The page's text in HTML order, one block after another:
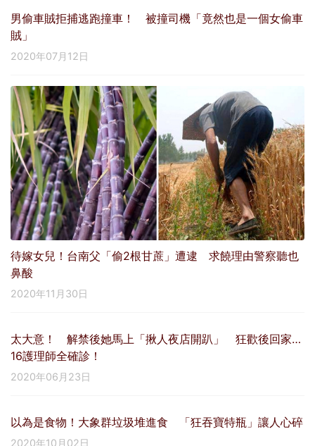
男偷車賊拒捕逃跑撞車！ 被撞司機「竟然也是一個女偷車
賊」
2020年07月12日
待嫁女兒！台南父「偷2根甘蔗」遭逮 求饒理由警察聽也
鼻酸
2020年11月30日
太大意！ 解禁後她馬上「揪人夜店開趴」 狂歡後回家…
16護理師全確診！
2020年06月23日
以為是食物！大象群垃圾堆進食 「狂吞寶特瓶」讓人心碎
2020年10月02日